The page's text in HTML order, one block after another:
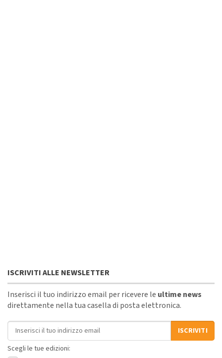
ISCRIVITI ALLE NEWSLETTER
Inserisci il tuo indirizzo email per ricevere le ultime news
direttamente nella tua casella di posta elettronica.
Indirizzo email
ISCRIVITI
Scegli le tue edizioni: